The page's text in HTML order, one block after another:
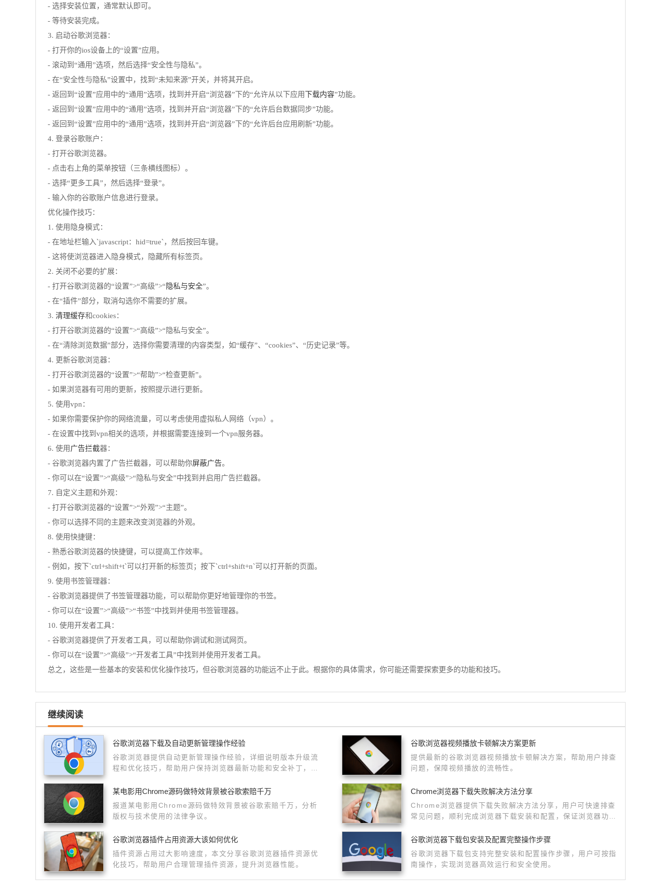
- 选择安装位置，通常默认即可。
- 等待安装完成。
3. 启动谷歌浏览器：
- 打开你的ios设备上的“设置”应用。
- 滚动到“通用”选项，然后选择“安全性与隐私”。
- 在“安全性与隐私”设置中，找到“未知来源”开关，并将其开启。
- 返回到“设置”应用中的“通用”选项，找到并开启“浏览器”下的“允许从以下应用下载内容”功能。
- 返回到“设置”应用中的“通用”选项，找到并开启“浏览器”下的“允许后台数据同步”功能。
- 返回到“设置”应用中的“通用”选项，找到并开启“浏览器”下的“允许后台应用刷新”功能。
4. 登录谷歌账户：
- 打开谷歌浏览器。
- 点击右上角的菜单按钮（三条横线图标）。
- 选择“更多工具”，然后选择“登录”。
- 输入你的谷歌账户信息进行登录。
优化操作技巧：
1. 使用隐身模式：
- 在地址栏输入`javascript：hid=true`，然后按回车键。
- 这将使浏览器进入隐身模式，隐藏所有标签页。
2. 关闭不必要的扩展：
- 打开谷歌浏览器的“设置”>“高级”>“隐私与安全”。
- 在“插件”部分，取消勾选你不需要的扩展。
3. 清理缓存和cookies：
- 打开谷歌浏览器的“设置”>“高级”>“隐私与安全”。
- 在“清除浏览数据”部分，选择你需要清理的内容类型，如“缓存”、“cookies”、“历史记录”等。
4. 更新谷歌浏览器：
- 打开谷歌浏览器的“设置”>“帮助”>“检查更新”。
- 如果浏览器有可用的更新，按照提示进行更新。
5. 使用vpn：
- 如果你需要保护你的网络流量，可以考虑使用虚拟私人网络（vpn）。
- 在设置中找到vpn相关的选项，并根据需要连接到一个vpn服务器。
6. 使用广告拦截器：
- 谷歌浏览器内置了广告拦截器，可以帮助你屏蔽广告。
- 你可以在“设置”>“高级”>“隐私与安全”中找到并启用广告拦截器。
7. 自定义主题和外观：
- 打开谷歌浏览器的“设置”>“外观”>“主题”。
- 你可以选择不同的主题来改变浏览器的外观。
8. 使用快捷键：
- 熟悉谷歌浏览器的快捷键，可以提高工作效率。
- 例如，按下`ctrl+shift+t`可以打开新的标签页；按下`ctrl+shift+n`可以打开新的页面。
9. 使用书签管理器：
- 谷歌浏览器提供了书签管理器功能，可以帮助你更好地管理你的书签。
- 你可以在“设置”>“高级”>“书签”中找到并使用书签管理器。
10. 使用开发者工具：
- 谷歌浏览器提供了开发者工具，可以帮助你调试和测试网页。
- 你可以在“设置”>“高级”>“开发者工具”中找到并使用开发者工具。
总之，这些是一些基本的安装和优化操作技巧，但谷歌浏览器的功能远不止于此。根据你的具体需求，你可能还需要探索更多的功能和技巧。
继续阅读
谷歌浏览器下载及自动更新管理操作经验
谷歌浏览器提供自动更新管理操作经验，详细说明版本升级流
程和优化技巧，帮助用户保持浏览器最新功能和安全补丁，提
谷歌浏览器视频播放卡顿解决方案更新
提供最新的谷歌浏览器视频播放卡顿解决方案，帮助用户排查
问题，保障视频播放的流畅性。
某电影用Chrome源码做特效背景被谷歌索赔千万
报道某电影用Chrome源码做特效背景被谷歌索赔千万，分析
版权与技术使用的法律争议。
Chrome浏览器下载失败解决方法分享
Chrome浏览器提供下载失败解决方法分享，用户可快速排查
常见问题，顺利完成浏览器下载安装和配置，保证浏览器功能
谷歌浏览器插件占用资源大该如何优化
插件资源占用过大影响速度，本文分享谷歌浏览器插件资源优
化技巧，帮助用户合理管理插件资源，提升浏览器性能。
谷歌浏览器下载包安装及配置完整操作步骤
谷歌浏览器下载包支持完整安装和配置操作步骤，用户可按指
南操作，实现浏览器高效运行和安全使用。